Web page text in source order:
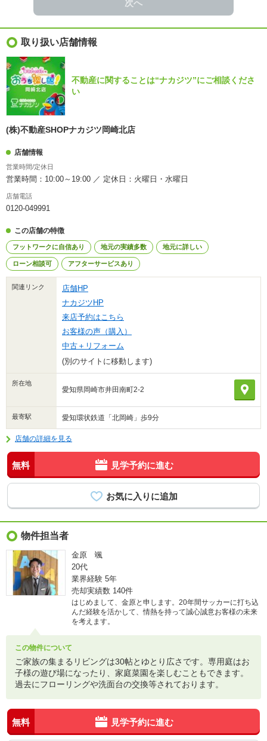
次へ
取り扱い店舗情報
不動産に関することは“ナカジツ”にご相談くださ
い
(株)不動産SHOPナカジツ岡崎北店
店舗情報
営業時間/定休日
営業時間：10:00～19:00 ／ 定休日：火曜日・水曜日
店舗電話
0120-049991
この店舗の特徴
フットワークに自信あり 地元の実績多数 地元に詳しい
ローン相談可 アフターサービスあり
関連リンク
店舗HP
ナカジツHP
来店予約はこちら
お客様の声（購入）
中古＋リフォーム
(別のサイトに移動します)
所在地
愛知県岡崎市井田南町2-2
最寄駅 愛知環状鉄道「北岡崎」歩9分
店舗の詳細を見る
無料 見学予約に進む
物件担当者
金原 颯
20代
業界経験 5年
売却実績数 140件
はじめまして、金原と申します。20年間サッカーに打ち込
んだ経験を活かして、情熱を持って誠心誠意お客様の未来
を考えます。
この物件について
ご家族の集まるリビングは30帖とゆとり広さです。専用庭はお
子様の遊び場になったり、家庭菜園を楽しむこともできます。
過去にフローリングや洗面台の交換等されております。
無料 見学予約に進む